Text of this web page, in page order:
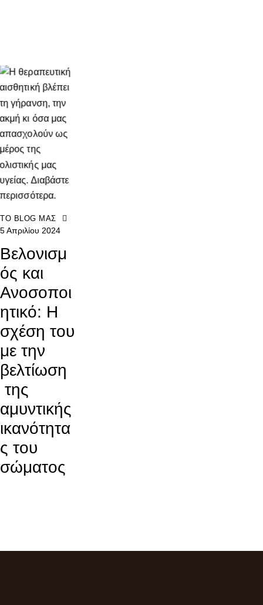
ΤΟ BLOG ΜΑΣ
5 Απριλίου 2024
Βελονισμ
ός και
Ανοσοποι
ητικό: Η
σχέση του
με την
βελτίωση
της
αμυντικής
ικανότητα
ς του
σώματος